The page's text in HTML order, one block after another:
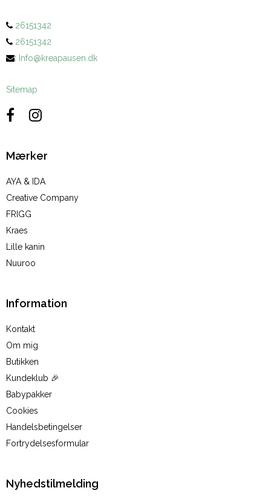
26151342
26151342
: Info@kreapausen.dk
Sitemap
Mærker
AYA & IDA
Creative Company
FRIGG
Kraes
Lille kanin
Nuuroo
Information
Kontakt
Om mig
Butikken
Kundeklub 🎉
Babypakker
Cookies
Handelsbetingelser
Fortrydelsesformular
Nyhedstilmelding